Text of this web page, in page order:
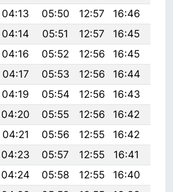
04:13 05:50 12:57 16:46
04:14 05:51 12:57 16:45
04:16 05:52 12:56 16:45
04:17 05:53 12:56 16:44
04:19 05:54 12:56 16:43
04:20 05:55 12:56 16:42
04:21 05:56 12:55 16:42
04:23 05:57 12:55 16:41
04:24 05:58 12:55 16:40